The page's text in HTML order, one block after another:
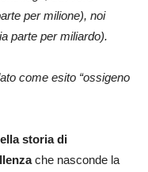
per milione), noi
parte per miliardo).
come esito “ossigeno
storia di
che nasconde la